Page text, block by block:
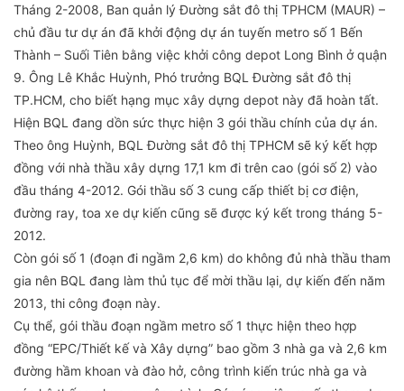
Tháng 2-2008, Ban quản lý Đường sắt đô thị TPHCM (MAUR) –
chủ đầu tư dự án đã khởi động dự án tuyến metro số 1 Bến
Thành – Suối Tiên bằng việc khởi công depot Long Bình ở quận
9. Ông Lê Khắc Huỳnh, Phó trưởng BQL Đường sắt đô thị
TP.HCM, cho biết hạng mục xây dựng depot này đã hoàn tất.
Hiện BQL đang dồn sức thực hiện 3 gói thầu chính của dự án.
Theo ông Huỳnh, BQL Đường sắt đô thị TPHCM sẽ ký kết hợp
đồng với nhà thầu xây dựng 17,1 km đi trên cao (gói số 2) vào
đầu tháng 4-2012. Gói thầu số 3 cung cấp thiết bị cơ điện,
đường ray, toa xe dự kiến cũng sẽ được ký kết trong tháng 5-
2012.
Còn gói số 1 (đoạn đi ngầm 2,6 km) do không đủ nhà thầu tham
gia nên BQL đang làm thủ tục để mời thầu lại, dự kiến đến năm
2013, thi công đoạn này.
Cụ thể, gói thầu đoạn ngầm metro số 1 thực hiện theo hợp
đồng “EPC/Thiết kế và Xây dựng” bao gồm 3 nhà ga và 2,6 km
đường hầm khoan và đào hở, công trình kiến trúc nhà ga và